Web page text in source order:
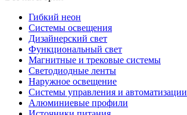
Гибкий неон
Системы освещения
Дизайнерский свет
Функциональный свет
Магнитные и трековые системы
Светодиодные ленты
Наружное освещение
Системы управления и автоматизации
Алюминиевые профили